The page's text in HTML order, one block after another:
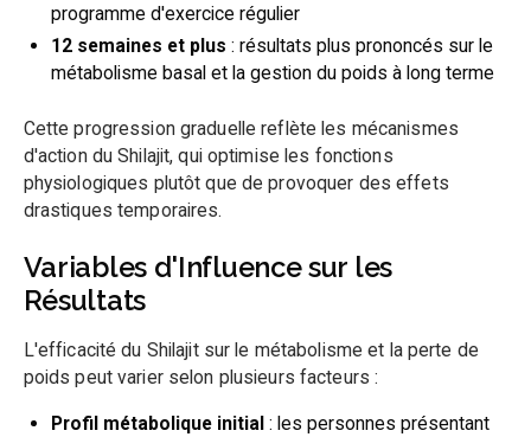
programme d'exercice régulier
12 semaines et plus : résultats plus prononcés sur le
métabolisme basal et la gestion du poids à long terme
Cette progression graduelle reflète les mécanismes
d'action du Shilajit, qui optimise les fonctions
physiologiques plutôt que de provoquer des effets
drastiques temporaires.
Variables d'Influence sur les
Résultats
L'efficacité du Shilajit sur le métabolisme et la perte de
poids peut varier selon plusieurs facteurs :
Profil métabolique initial : les personnes présentant